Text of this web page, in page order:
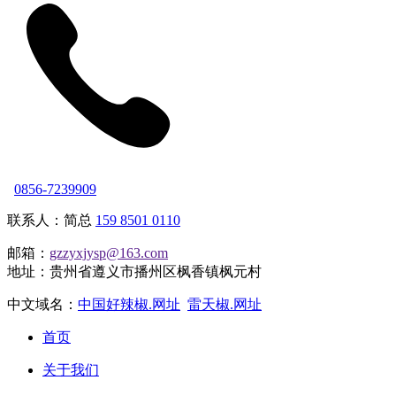
0856-7239909
联系人：简总 159 8501 0110
邮箱： gzzyxjysp@163.com
地址：贵州省遵义市播州区枫香镇枫元村
中文域名： 中国好辣椒.网址 雷天椒.网址
首页
关于我们